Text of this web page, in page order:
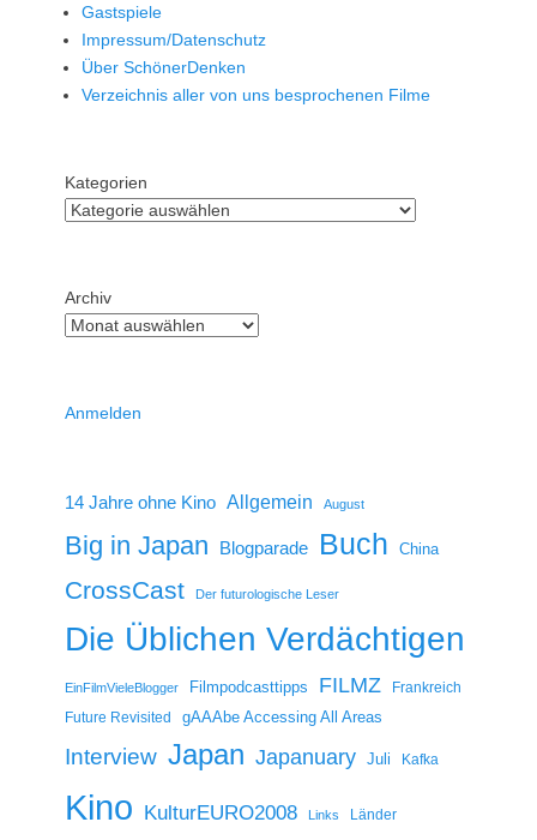
Gastspiele
Impressum/Datenschutz
Über SchönerDenken
Verzeichnis aller von uns besprochenen Filme
Kategorien
Archiv
Anmelden
14 Jahre ohne Kino Allgemein August
Big in Japan Blogparade Buch China
CrossCast Der futurologische Leser
Die Üblichen Verdächtigen
EinFilmVieleBlogger Filmpodcasttipps FILMZ
Frankreich
Future Revisited
gAAAbe Accessing All Areas
Interview Japan Japanuary Juli Kafka
Kino KulturEURO2008 Links Länder